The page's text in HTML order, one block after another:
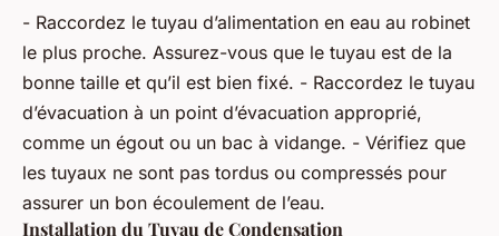
- Raccordez le tuyau d’alimentation en eau au robinet
le plus proche. Assurez-vous que le tuyau est de la
bonne taille et qu’il est bien fixé. - Raccordez le tuyau
d’évacuation à un point d’évacuation approprié,
comme un égout ou un bac à vidange. - Vérifiez que
les tuyaux ne sont pas tordus ou compressés pour
assurer un bon écoulement de l’eau.
Installation du Tuyau de Condensation